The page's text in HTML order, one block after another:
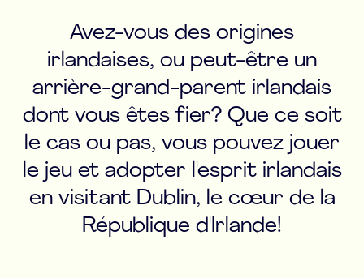
Avez-vous des origines
irlandaises, ou peut-être un
arrière-grand-parent irlandais
dont vous êtes fier? Que ce soit
le cas ou pas, vous pouvez jouer
le jeu et adopter l'esprit irlandais
en visitant Dublin, le cœur de la
République d'Irlande!